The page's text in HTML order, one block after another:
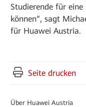
Studierende für
können“, sagt
für Huawei Austria.
Seite drucken
Über Huawei Austria